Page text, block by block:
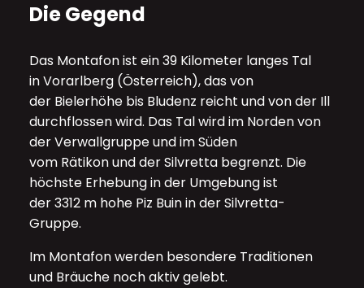
Die Gegend
Das Montafon ist ein 39 Kilometer langes Tal
inVorarlberg (Österreich), das von
der Bielerhöhe bis Bludenz reicht und von der Ill
durchflossen wird. Das Tal wird im Norden von
derVerwallgruppeund im Süden
vom Rätikonund derSilvretta begrenzt. Die
höchste Erhebung in der Umgebung ist
der 3312 m hohe Piz Buinin der Silvretta-
Gruppe.
Im Montafon werden besondere Traditionen
und Bräuche noch aktiv gelebt.